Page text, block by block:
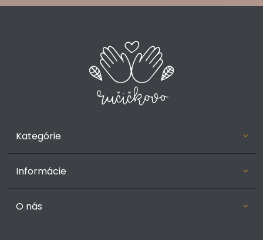
Kategórie
Informácie
O nás